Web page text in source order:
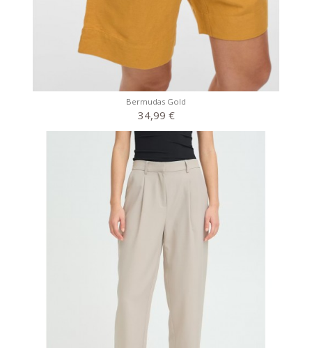
Bermudas Gold
34,99 €